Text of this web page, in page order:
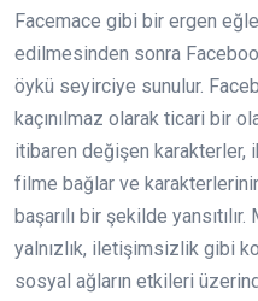
Facemace gibi bir ergen
edilmesinden sonra
öykü seyirciye sunulur.
kaçınılmaz olarak ticari bir
itibaren değişen karakterler,
filme bağlar ve
başarılı bir şekilde
yalnızlık, iletişimsizlik gibi
sosyal ağların etkileri